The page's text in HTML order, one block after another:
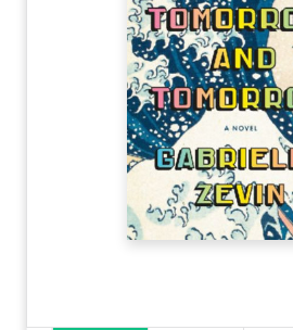
Szótár, nyelvkönyv
Tankönyv, segédkönyv
Társadalomtudomány
Természettudomány